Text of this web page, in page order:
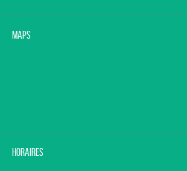
Maps
Horaires